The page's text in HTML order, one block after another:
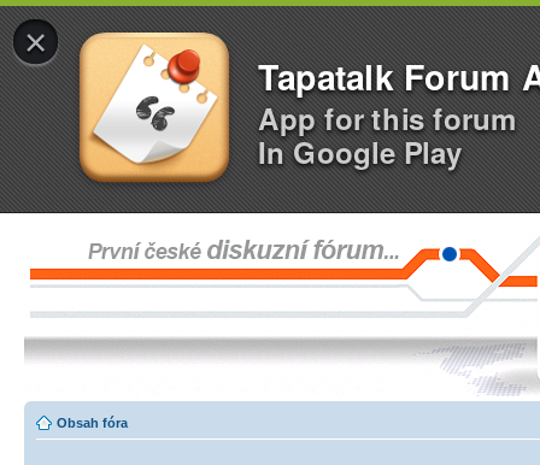
×
Tapatalk Forum
App for this forum
In Google Play
Obsah fóra